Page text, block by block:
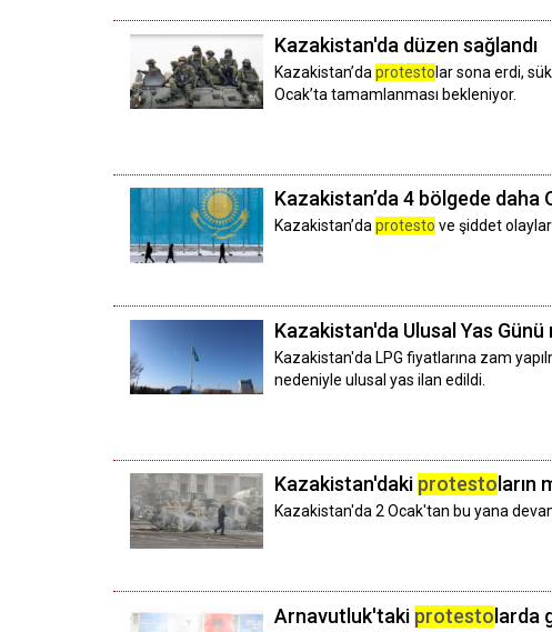
Kazakistan'da düzen sağlandı
Kazakistan’da protestolar sona erdi,
Ocak’ta tamamlanması bekleniyor.
Kazakistan’da 4 bölgede daha
Kazakistan’da protesto ve şiddet
Kazakistan'da Ulusal Yas
Kazakistan'da LPG fiyatlarına zam
nedeniyle ulusal yas ilan edildi.
Kazakistan'daki protesto ların
Kazakistan'da 2 Ocak'tan bu yana
Arnavutluk'taki protesto larda